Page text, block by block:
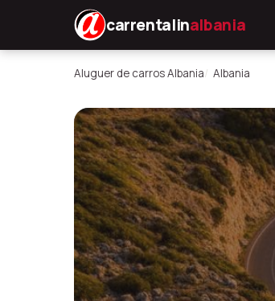
carrentalinalbania
Aluguer de carros Albania Albania